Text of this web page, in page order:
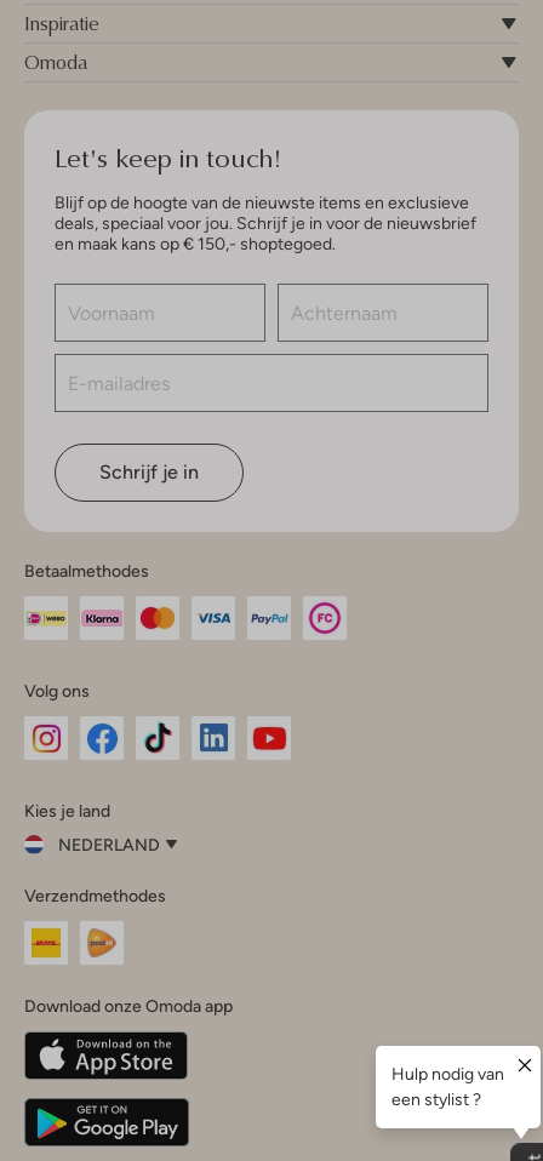
Inspiratie
Omoda
Let's keep in touch!
Blijf op de hoogte van de nieuwste items en exclusieve
deals, speciaal voor jou. Schrijf je in voor de nieuwsbrief
en maak kans op € 150,- shoptegoed.
Schrijf je in
Betaalmethodes
Volg ons
InstagramFacebook
Kies je land
NEDERLAND
je
land
Nederland
Belgique(Français)
Deutschland
Verzendmethodes
Download onze Omoda app